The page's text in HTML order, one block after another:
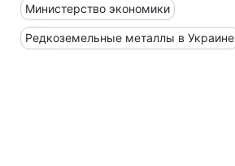
Министерство экономики
Редкоземельные металлы в Украине